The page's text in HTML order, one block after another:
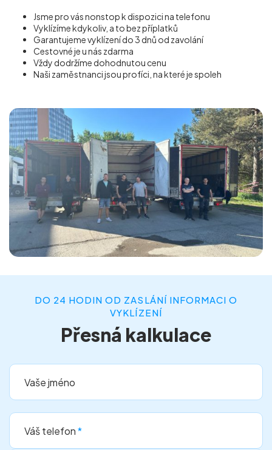
Jsme pro vás nonstop k dispozici na telefonu
Vyklízíme kdykoliv, a to bez příplatků
Garantujeme vyklízení do 3 dnů od zavolání
Cestovné je u nás zdarma
Vždy dodržíme dohodnutou cenu
Naši zaměstnanci jsou profíci, na které je spoleh
DO 24 HODIN OD ZASLÁNÍ INFORMACI O
VYKLÍZENÍ
Přesná kalkulace
Vaše jméno
Váš telefon*